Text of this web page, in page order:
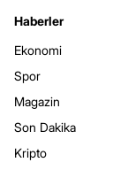
Haberler
Ekonomi
Spor
Magazin
Son Dakika
Kripto